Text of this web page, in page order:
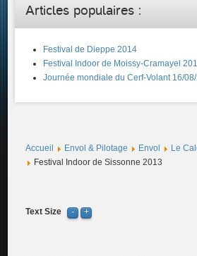
Articles populaires :
Festival de Dieppe 2014
Festival Indoor de Moissy-Cramayel
Journée mondiale du Cerf-Volant 16/
Accueil Envol & Pilotage Envol Le
Festival Indoor de Sissonne 2013
Text Size